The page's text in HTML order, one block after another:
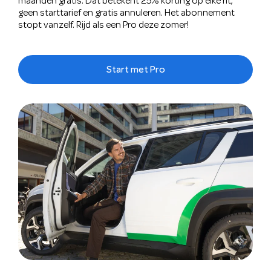
geen starttarief en gratis annuleren. Het abonnement
stopt vanzelf. Rijd als een Pro deze zomer!
Start met Pro